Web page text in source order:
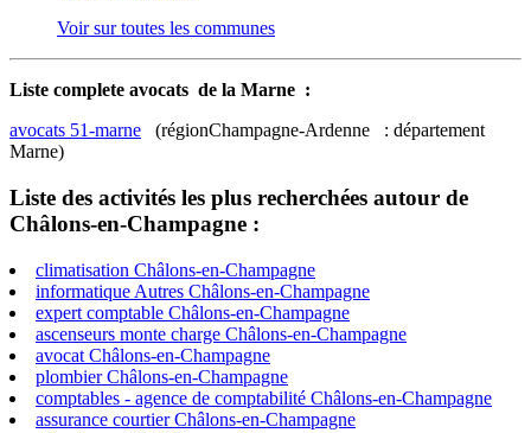
Voir sur toutes les communes
Liste complete avocats de la Marne :
avocats 51-marne (régionChampagne-Ardenne : département
Marne)
Liste des activités les plus recherchées autour de
Châlons-en-Champagne :
climatisation Châlons-en-Champagne
informatique Autres Châlons-en-Champagne
expert comptable Châlons-en-Champagne
ascenseurs monte charge Châlons-en-Champagne
avocat Châlons-en-Champagne
plombier Châlons-en-Champagne
comptables - agence de comptabilité Châlons-en-Champagne
assurance courtier Châlons-en-Champagne